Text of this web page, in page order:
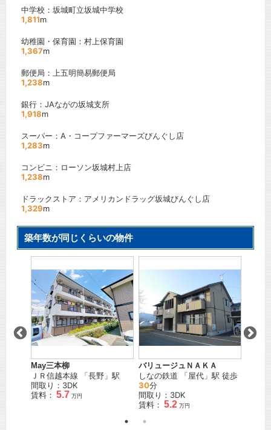
中学校：坂城町立坂城中学校
1,811m
幼稚園・保育園：村上保育園
1,367m
郵便局：上五明簡易郵便局
1,238m
銀行：JAながの坂城支所
1,918m
スーパー：A・コープファーマーズびんぐし店
1,283m
コンビニ：ローソン坂城村上店
1,238m
ドラックストア：アメリカンドラッグ坂城びんぐし店
1,329m
築年数が同じくらいの物件
May三本柳
ＪＲ信越本線 「長野 」駅
間取り：3DK
賃料： 5.7 万円
バリュージュＮＡＫＡ
しなの鉄道 「屋代 」駅 徒歩
30分
間取り：3DK
賃料： 5.2 万円